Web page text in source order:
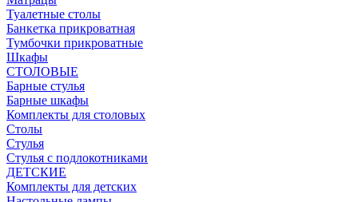
Туалетные столы
Банкетка прикроватная
Тумбочки прикроватные
Шкафы
СТОЛОВЫЕ
Барные стулья
Барные шкафы
Комплекты для столовых
Столы
Стулья
Стулья с подлокотниками
ДЕТСКИЕ
Комплекты для детских